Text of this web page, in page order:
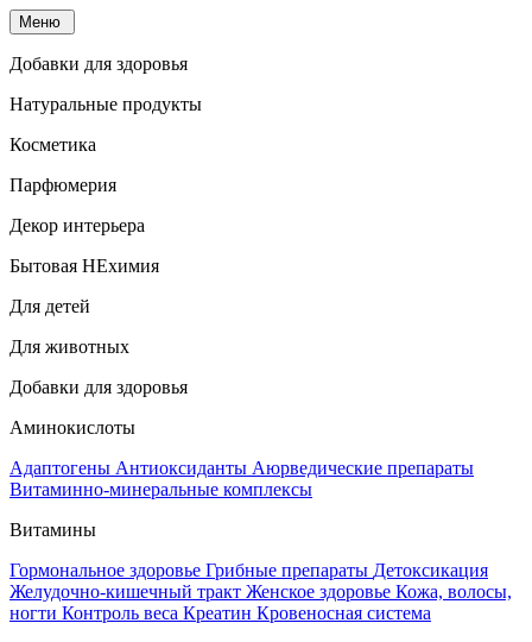
Меню
Добавки для здоровья
Натуральные продукты
Косметика
Парфюмерия
Декор интерьера
Бытовая НЕхимия
Для детей
Для животных
Добавки для здоровья
Аминокислоты
Адаптогены Антиоксиданты Аюрведические препараты
Витаминно-минеральные комплексы
Витамины
Гормональное здоровье Грибные препараты Детоксикация
Желудочно-кишечный тракт Женское здоровье Кожа, волосы,
ногти Контроль веса Креатин Кровеносная система